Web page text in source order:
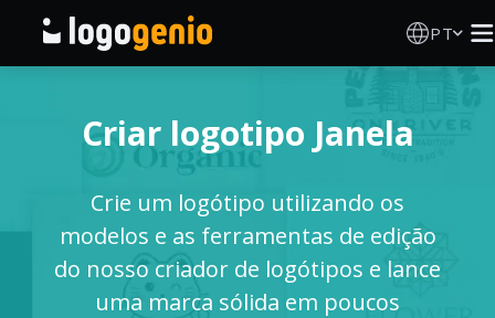
PT
Gerador de logótipos IA
Ideias de logótipos
Produtos impressos
Criar logotipo Janela
Crie um logótipo utilizando os
modelos e as ferramentas de edição
do nosso criador de logótipos e lance
uma marca sólida em poucos